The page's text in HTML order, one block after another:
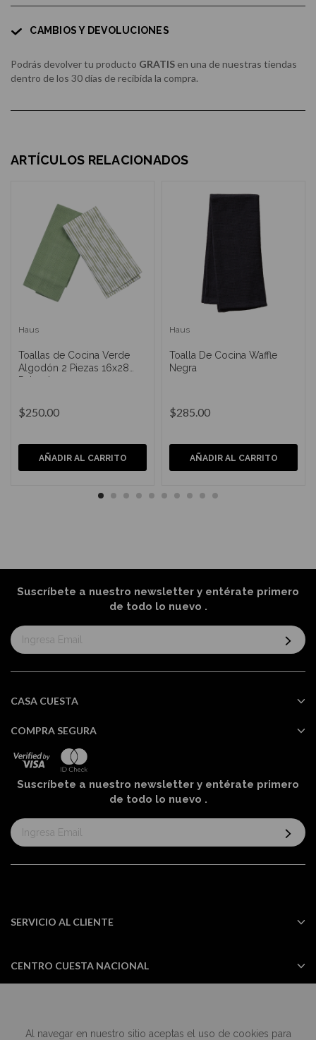
Al navegar en nuestro sitio aceptas el uso de cookies para
CAMBIOS Y DEVOLUCIONES
Podrás devolver tu producto GRATIS en una de nuestras tiendas
dentro de los 30 días de recibida la compra.
ARTÍCULOS RELACIONADOS
Haus
Toallas de Cocina Verde
Algodón 2 Piezas 16x28
Pulgadas
$250.00
AÑADIR AL CARRITO
Haus
Toalla De Cocina Waffle
Negra
$285.00
AÑADIR AL CARRITO
Suscríbete a nuestro newsletter y entérate primero
de todo lo nuevo .
Suscríbase
al
informativo:
CASA CUESTA
COMPRA SEGURA
Suscríbete a nuestro newsletter y entérate primero
de todo lo nuevo .
Suscríbase
al
informativo:
SERVICIO AL CLIENTE
CENTRO CUESTA NACIONAL